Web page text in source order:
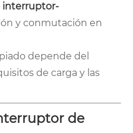
interruptor-
y conmutación en
depende del
de carga y las
de